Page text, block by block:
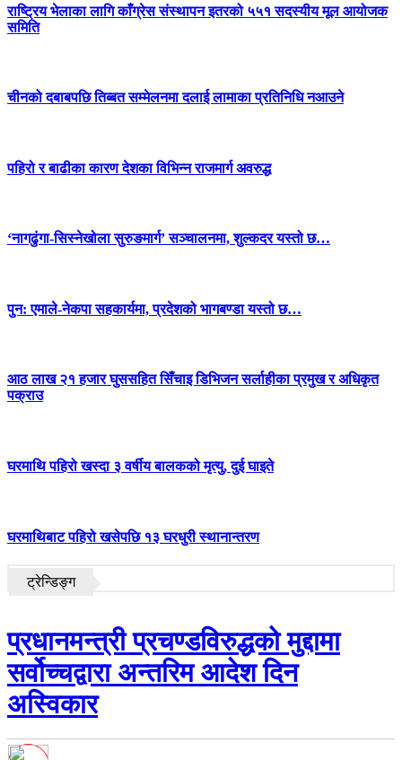
राष्ट्रिय भेलाका लागि काँग्रेस संस्थापन इतरको ५५१ सदस्यीय मूल आयोजक
समिति
चीनको दबाबपछि तिब्बत सम्मेलनमा दलाई लामाका प्रतिनिधि नआउने
पहिरो र बाढीका कारण देशका विभिन्न राजमार्ग अवरुद्ध
‘नागढुंगा-सिस्नेखोला सुरुङमार्ग’ सञ्चालनमा, शुल्कदर यस्तो छ…
पुन: एमाले-नेकपा सहकार्यमा, प्रदेशको भागबण्डा यस्तो छ…
आठ लाख २१ हजार घुससहित सिँचाइ डिभिजन सर्लाहीका प्रमुख र अधिकृत
पक्राउ
घरमाथि पहिरो खस्दा ३ वर्षीय बालकको मृत्यु, दुई घाइते
घरमाथिबाट पहिरो खसेपछि १३ घरधुरी स्थानान्तरण
ट्रेन्डिङ्ग
प्रधानमन्त्री प्रचण्डविरुद्धको मुद्दामा
सर्वोच्चद्वारा अन्तरिम आदेश दिन
अस्विकार